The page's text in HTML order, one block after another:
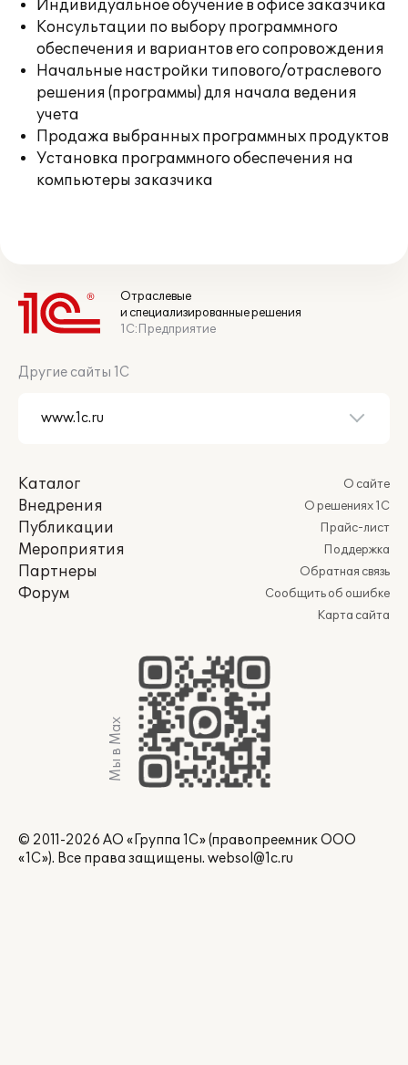
Индивидуальное обучение в офисе заказчика
Консультации по выбору программного
обеспечения и вариантов его сопровождения
Начальные настройки типового/отраслевого
решения (программы) для начала ведения
учета
Продажа выбранных программных продуктов
Установка программного обеспечения на
компьютеры заказчика
Отраслевые
и специализированные решения
1С:Предприятие
Другие сайты 1С
Каталог
Внедрения
Публикации
Мероприятия
Партнеры
Форум
О сайте
О решениях 1С
Прайс-лист
Поддержка
Обратная связь
Сообщить об ошибке
Карта сайта
Мы в Max
© 2011-2026 АО «Группа 1С» (правопреемник ООО
«1С»). Все права защищены. websol@1c.ru